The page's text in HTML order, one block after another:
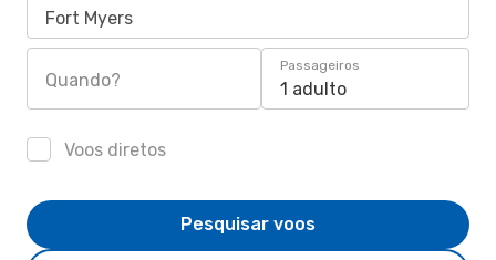
Fort Myers
Quando?
Passageiros
1 adulto
Voos diretos
Pesquisar voos